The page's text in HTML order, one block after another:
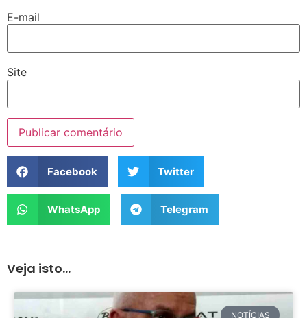
E-mail
Site
Facebook Twitter
WhatsApp Telegram
Veja isto...
NOTÍCIAS